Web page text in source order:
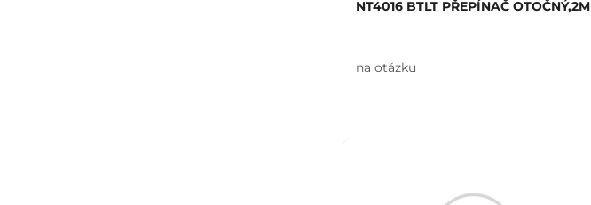
NT4016 BTLT PŘEPÍNAČ OTOČNÝ,2M
na otázku